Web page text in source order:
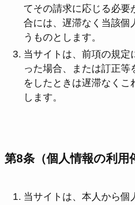
てその請求に応じる必要
合には、遅滞なく当該個
うものとします。
当サイトは、前項の規定
った場合、または訂正等
をしたときは遅滞なくこ
します。
第8条（個人情報の利用
当サイトは、本人から個